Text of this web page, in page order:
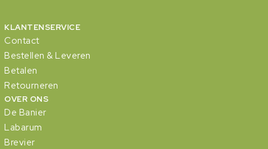
KLANTENSERVICE
Contact
Bestellen & Leveren
Betalen
Retourneren
OVER ONS
De Banier
Labarum
Brevier